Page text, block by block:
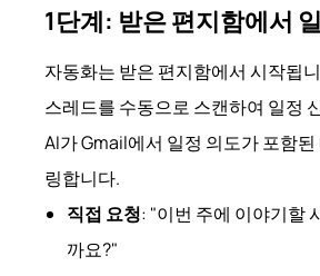
1단계: 받은 편지함에서
자동화는 받은 편지함에서 시작됩
스레드를 수동으로 스캔하여 일정
AI가 Gmail에서 일정 의도가 포함
링합니다.
직접 요청: "이번 주에 이야기할
까요?"